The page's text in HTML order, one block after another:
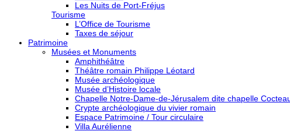
Les Nuits de Port-Fréjus
Tourisme
L’Office de Tourisme
Taxes de séjour
Patrimoine
Musées et Monuments
Amphithéâtre
Théâtre romain Philippe Léotard
Musée archéologique
Musée d’Histoire locale
Chapelle Notre-Dame-de-Jérusalem dite chapelle
Crypte archéologique du vivier romain
Espace Patrimoine / Tour circulaire
Villa Aurélienne